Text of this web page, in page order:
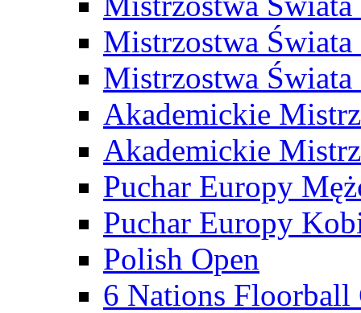
Mistrzostwa
Mistrzostwa
Akademickie
Akademickie
Puchar Europy
Puchar Europy
Polish Open
6 Nations Floorball